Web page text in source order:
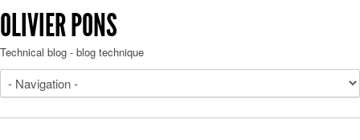
OLIVIER PONS
Technical blog - blog technique